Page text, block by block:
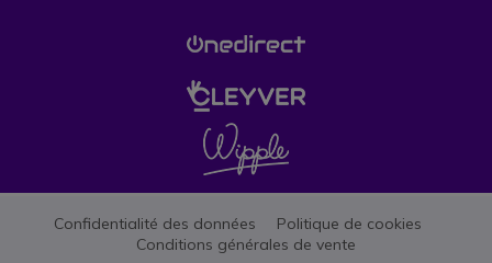
Confidentialité des données
Politique de cookies
Conditions générales de vente